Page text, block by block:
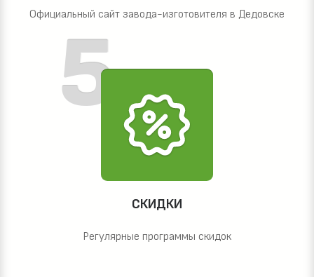
Официальный сайт завода-изготовителя в Дедовске
СКИДКИ
Регулярные программы скидок